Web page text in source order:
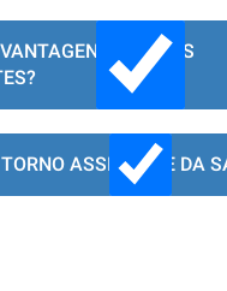
PARA OS
ASSINANTE DA